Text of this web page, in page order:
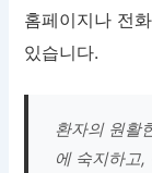
홈페이지나 전
있습니다.
환자의 원활
에 숙지하고